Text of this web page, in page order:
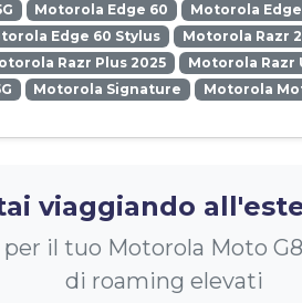
Motorola Edge 60
Motorola
Edge 60 Stylus Motorola Razr
Razr Plus 2025
Motorola Razr
Motorola Signature Motorola
viaggiando
il tuo Motorola Moto
di roaming elevati